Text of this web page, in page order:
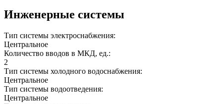
Инженерные системы
Тип системы электроснабжения:
Центральное
Количество вводов в МКД, ед.:
2
Тип системы холодного водоснабжения:
Центральное
Тип системы водоотведения:
Центральное